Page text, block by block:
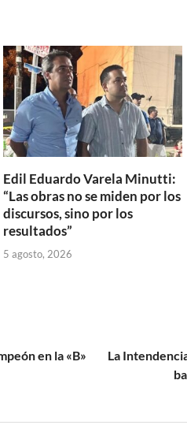
ar
ti
Edil Eduardo Varela Minutti:
“Las obras no se miden por los
discursos, sino por los
resultados”
5 agosto, 2026
en la «B»
La